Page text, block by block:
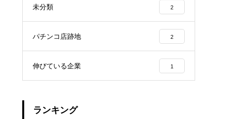
未分類 2
パチンコ店跡地 2
伸びている企業 1
ランキング